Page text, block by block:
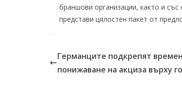
браншови организации, както и
представи цялостен пакет от
Германците подкрепят
понижаване на акциза върху